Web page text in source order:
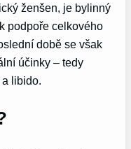
ženšen, je bylinný
podpoře celkového
době se však
účinky – tedy
libido.